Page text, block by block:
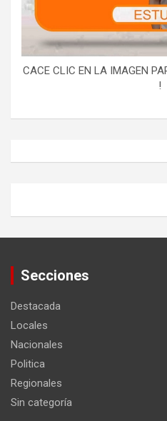
CACE CLIC EN LA IMAGEN
!
Secciones
Destacada
Locales
Nacionales
Politica
Regionales
Sin categoría